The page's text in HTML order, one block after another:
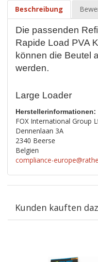
Beschreibung
Die passenden
Rapide Load PVA
können die Beutel
werden.
Large Loader
Herstellerinformationen:
FOX International Group
Dennenlaan 3A
2340 Beerse
Belgien
compliance-
Kunden kauften